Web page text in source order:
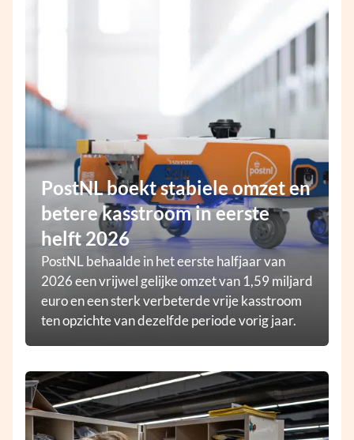
PostNL boekt stabiele omzet en
betere kasstroom in eerste
helft 2026
PostNL behaalde in het eerste halfjaar van
2026 een vrijwel gelijke omzet van 1,59 miljard
euro en een sterk verbeterde vrije kasstroom
ten opzichte van dezelfde periode vorig jaar.